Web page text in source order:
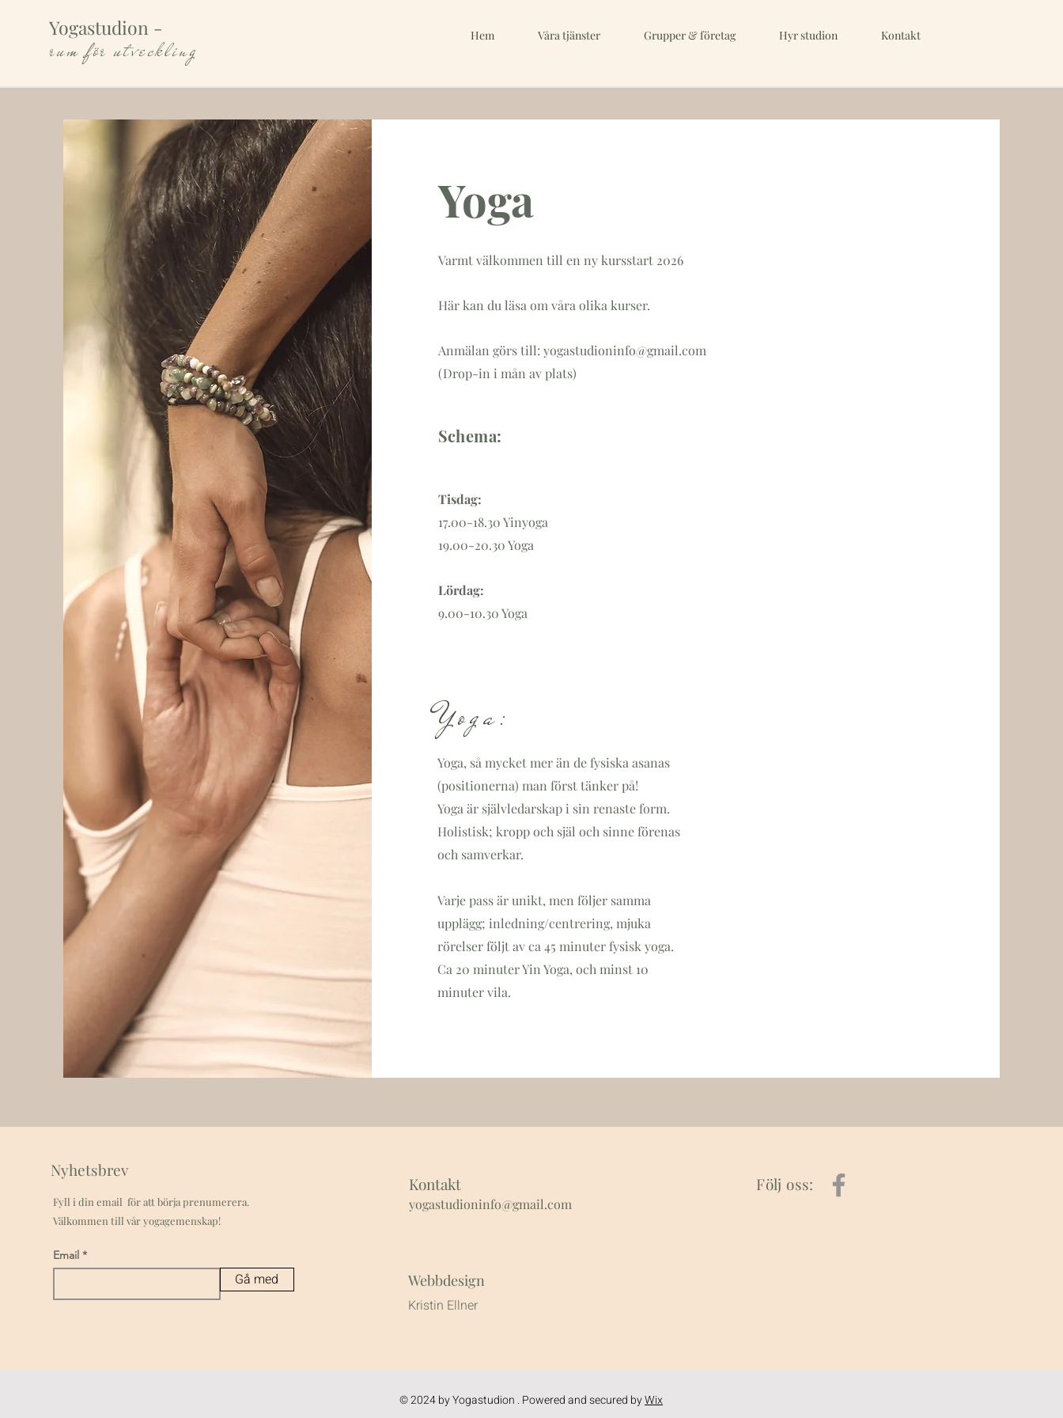
Yogastudion -
rum för utveckling
Hem Våra tjänster Grupper & företag Hyr studion Kontakt
Yoga
Varmt välkommen till en ny kursstart 2026
Här kan du läsa om våra olika kurser.
Anmälan görs till: yogastudioninfo@gmail.com
(Drop-in i mån av plats)
Schema:
Tisdag:
17.00-18.30 Yinyoga
19.00-20.30 Yoga
Lördag:
9.00-10.30 Yoga
Yoga:
Yoga, så mycket mer än de fysiska asanas
(positionerna) man först tänker på!
Yoga är självledarskap i sin renaste form.
Holistisk; kropp och själ och sinne förenas
och samverkar.
Varje pass är unikt, men följer samma
upplägg; inledning/centrering, mjuka
rörelser följt av ca 45 minuter fysisk yoga.
Ca 20 minuter Yin Yoga, och minst 10
minuter vila.
Nyhetsbrev
Fyll i din email för att börja prenumerera.
Välkommen till vår yogagemenskap!
Email
Gå med
Kontakt
yogastudioninfo@gmail.com
Webbdesign
Kristin Ellner
Följ oss:
© 2024 by Yogastudion . Powered and secured byWix